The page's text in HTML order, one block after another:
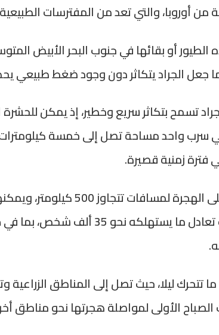
من أوروبا، والتي تعد من المفترسات الطبيعية
الطيور أو بقائها في جنوب البحر الأبيض
ما جعل الجراد يتكاثر دون وجود ضغط طبيعي
تسمح بتكاثر سريع وخطير، إذ يمكن
يغطي سرب واحد مساحة تصل إلى خمسة
فترة زمنية قصيرة.
أن تلتهم كمية من المزروعات تعادل ما
تتحرك ليلا، حيث تصل إلى المناطق
الأولى لمواصلة هجرتها نحو مناطق